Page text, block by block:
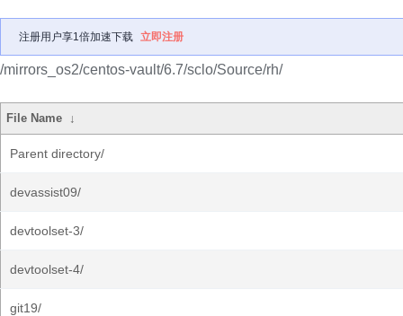
注册用户享1倍加速下载 立即注册
/mirrors_os2/centos-vault/6.7/sclo/Source/rh/
File Name ↓
Parent directory/
devassist09/
devtoolset-3/
devtoolset-4/
git19/